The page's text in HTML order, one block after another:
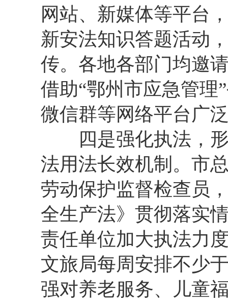
网站、新媒体等平台
新安法知识答题活动
传。各地各部门均邀
借助“鄂州市应急管理
微信群等网络平台广
四是强化执法，形
法用法长效机制。市
劳动保护监督检查员
全生产法》贯彻落实
责任单位加大执法力
文旅局每周安排不少
强对养老服务、儿童